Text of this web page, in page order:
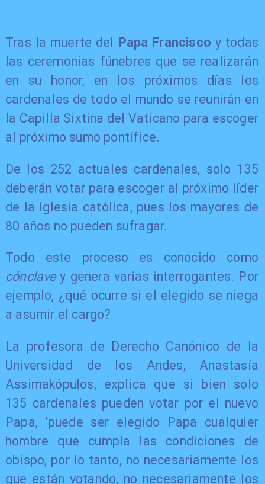
Tras la muerte del Papa Francisco y todas
las ceremonias fúnebres que se realizarán
en su honor, en los próximos días los
cardenales de todo el mundo se reunirán en
la Capilla Sixtina del Vaticano para escoger
al próximo sumo pontífice.
De los 252 actuales cardenales, solo 135
deberán votar para escoger al próximo líder
de la Iglesia católica, pues los mayores de
80 años no pueden sufragar.
Todo este proceso es conocido como
cónclavey genera varias interrogantes. Por
ejemplo, ¿qué ocurre si el elegido se niega
a asumir el cargo?
La profesora de Derecho Canónico de la
Universidad de los Andes, Anastasía
Assimakópulos, explica que si bien solo
135 cardenales pueden votar por el nuevo
Papa, 'puede ser elegido Papa cualquier
hombre que cumpla las condiciones de
obispo, por lo tanto, no necesariamente los
que están votando, no necesariamente los